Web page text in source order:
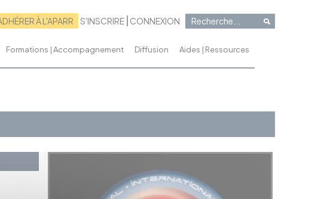
À L'APARR S'INSCRIRE CONNEXION
Formations | Accompagnement Diffusion Aides | Ressources